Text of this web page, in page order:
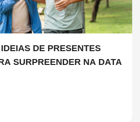
SURPREENDER NA DATA